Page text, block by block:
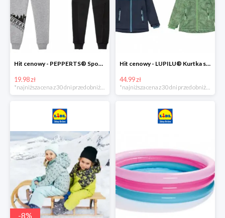
Hit cenowy - PEPPERTS® Spodnie dresowe chłopięce, 1 para
19.98 zł
Hit cenowy - LUPILU® Kurtka softshell chłopięca, 1 sztuka
44.99 zł
-8%